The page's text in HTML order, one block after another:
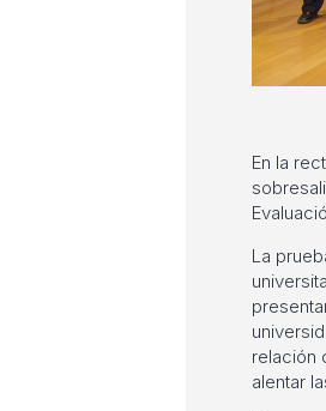
En la
La
relación
alentar